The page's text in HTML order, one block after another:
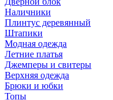
Наличники
Плинтус деревянный
Штапики
Модная одежда
Летние платья
Джемперы и свитеры
Верхняя одежда
Брюки и юбки
Топы